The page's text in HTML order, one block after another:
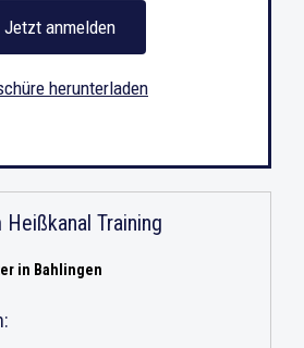
Jetzt anmelden
herunterladen
Training
in Bahlingen